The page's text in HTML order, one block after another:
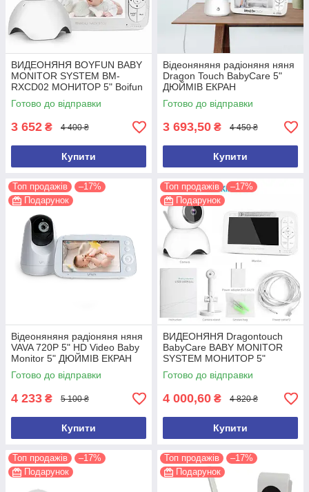
ВИДЕОНЯНЯ BOYFUN BABY
MONITOR SYSTEM BM-
RXCD02 МОНИТОР 5" Boifun
Готово до відправки
3 652 ₴ 4 400 ₴
Купити
Відеоняняня радіоняня няня
Dragon Touch BabyCare 5"
ДЮЙМІВ ЕКРАН
Готово до відправки
3 693,50 ₴ 4 450 ₴
Купити
Топ продажів
–17%
Подарунок
Відеоняняня радіоняня няня
VAVA 720P 5" HD Video Baby
Monitor 5" ДЮЙМІВ ЕКРАН
Готово до відправки
4 233 ₴ 5 100 ₴
Купити
Топ продажів
–17%
Подарунок
ВИДЕОНЯНЯ Dragontouch
BabyCare BABY MONITOR
SYSTEM МОНИТОР 5"
Готово до відправки
4 000,60 ₴ 4 820 ₴
Купити
Топ продажів
–17%
Подарунок
Топ продажів
–17%
Подарунок